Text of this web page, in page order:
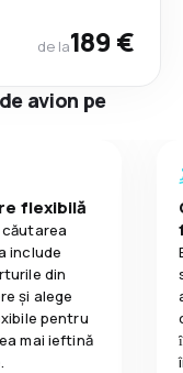
de la189 €
avion pe
flexibilă
include
din
și alege
pentru
mai ieftină